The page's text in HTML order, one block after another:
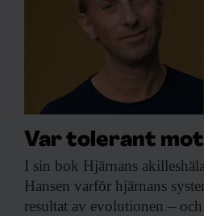
Var tolerant
I sin bok Hjärnans
Hansen varför hjärnans
resultat av evolutionen –